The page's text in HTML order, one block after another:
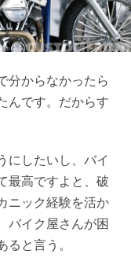
分からなかったら
んです。だからす
にしたいし、バイ
最高ですよと、破
ニック経験を活か
バイク屋さんが困
ると言う。